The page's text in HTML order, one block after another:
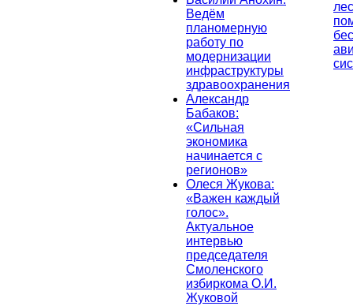
Ведём
планомерную
работу по
модернизации
инфраструктуры
здравоохранения
Александр
Бабаков:
«Сильная
экономика
начинается с
регионов»
Олеся Жукова:
«Важен каждый
голос».
Актуальное
интервью
председателя
Смоленского
избиркома О.И.
Жуковой